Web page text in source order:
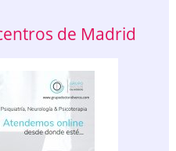
de Madrid